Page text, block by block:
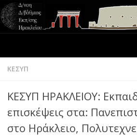
ΚΕΣΥΠ
ΚΕΣΥΠ ΗΡΑΚΛΕΙΟΥ:
επισκέψεις στα:
στο Ηράκλειο,